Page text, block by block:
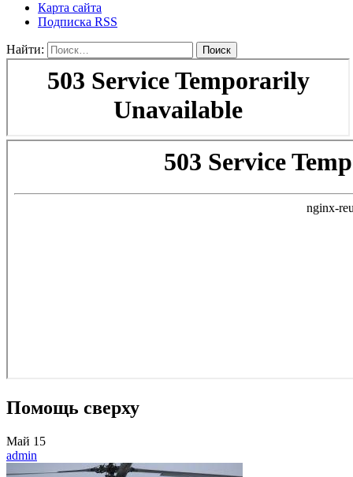
Карта сайта
Подписка RSS
Найти:
Помощь сверху
Май 15
admin